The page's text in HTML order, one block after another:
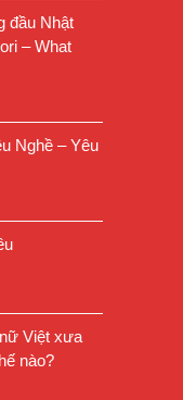
đầu Nhật
– What
Nghề – Yêu
Việt xưa
nào?